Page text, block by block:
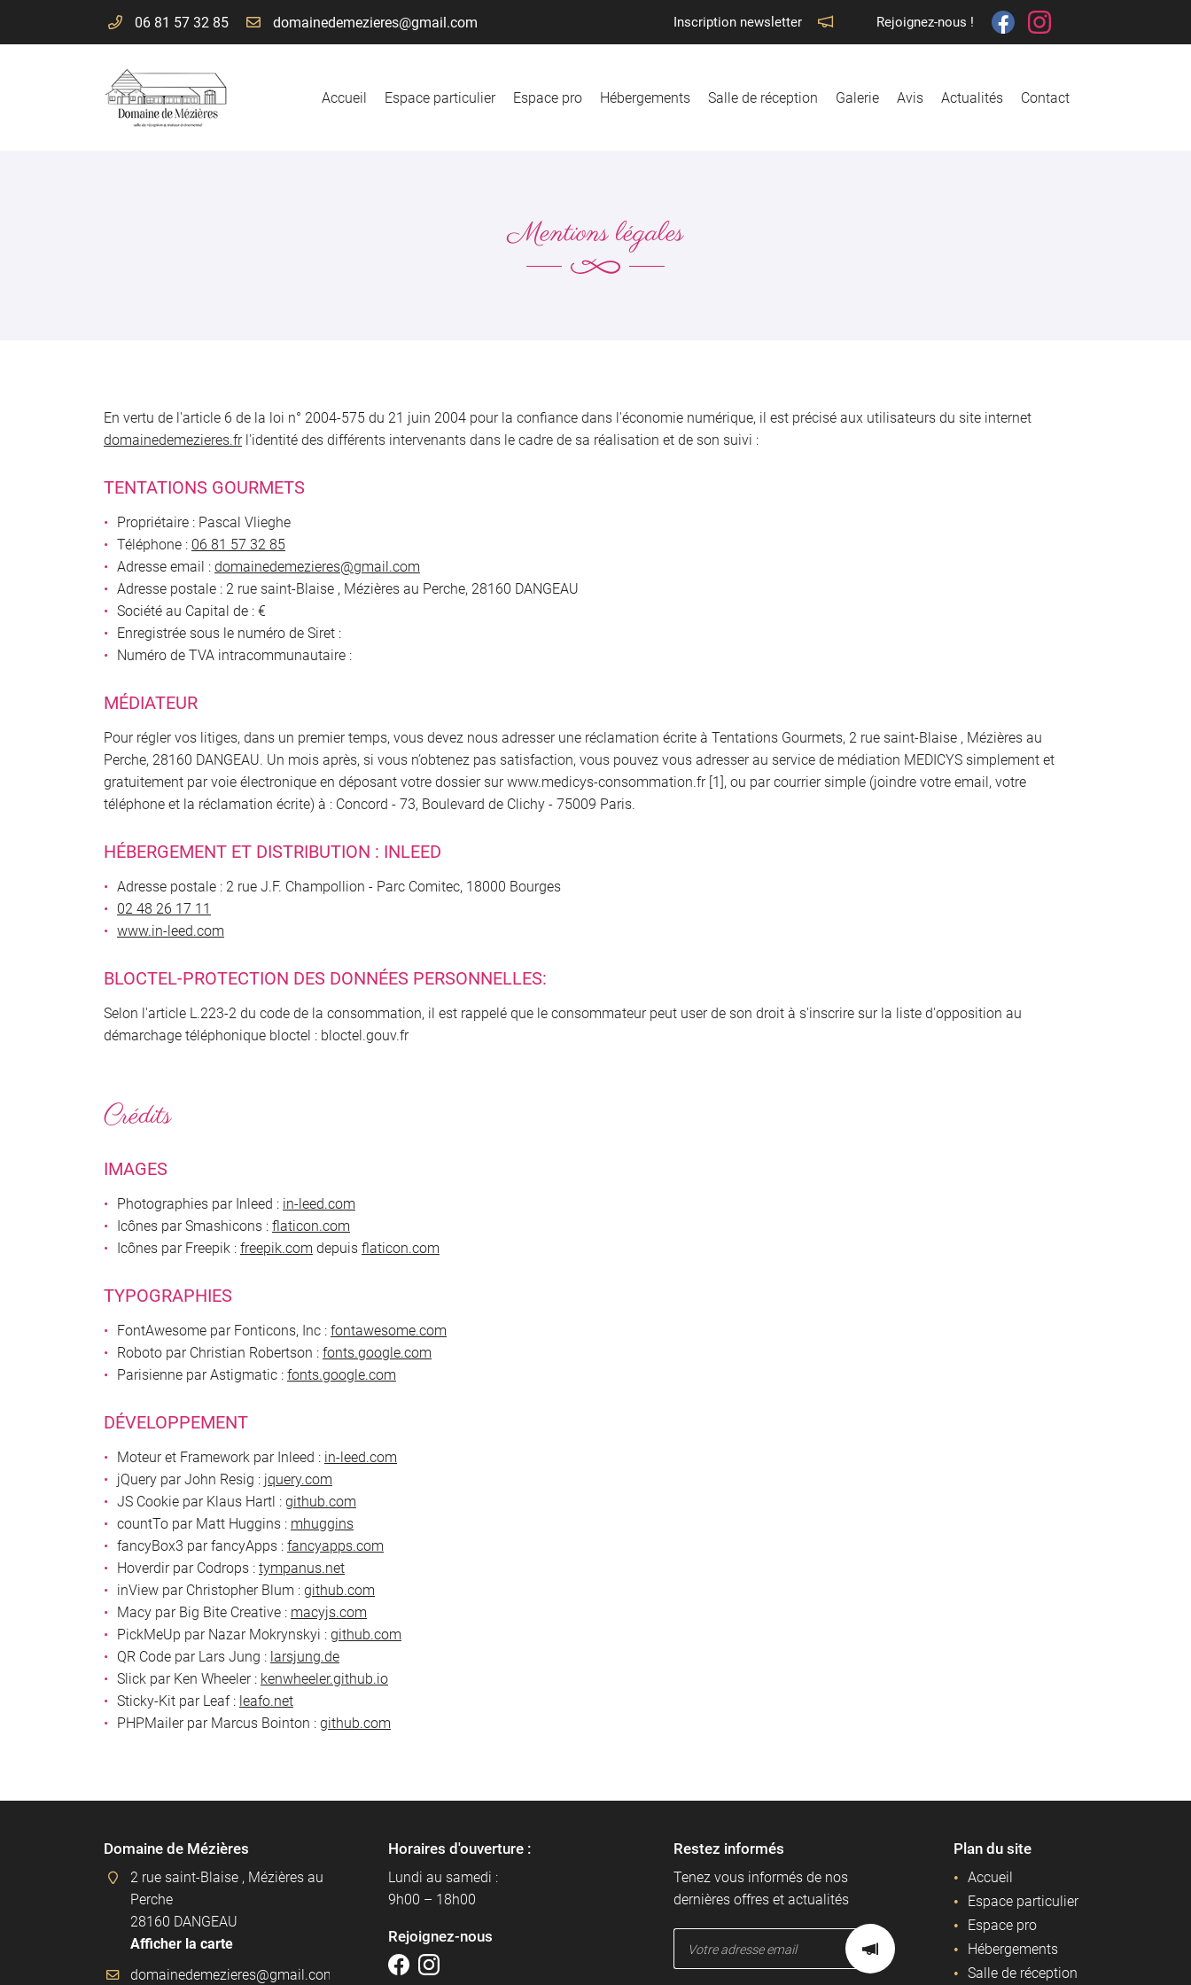
06 81 57 32 85 Inscription newsletter Rejoignez-nous !
Accueil Espace particulier Espace pro Hébergements Salle de réception Galerie Avis Actualités Contact
2 rue saint-Blaise , Mézières au Perche
06 81 57 32 85
le formulaire de désinscription.
Mentions légales
En vertu de l'article 6 de la loi n° 2004-575 du 21 juin 2004 pour la confiance dans l'économie numérique, il est précisé aux utilisateurs du site internet
domainedemezieres.frl'identité des différents intervenants dans le cadre de sa réalisation et de son suivi :
TENTATIONS GOURMETS
Propriétaire : Pascal Vlieghe
Téléphone : 06 81 57 32 85
Adresse email :
Adresse postale : 2 rue saint-Blaise , Mézières au Perche, 28160 DANGEAU
Société au Capital de : €
Enregistrée sous le numéro de Siret :
Numéro de TVA intracommunautaire :
MÉDIATEUR
Pour régler vos litiges, dans un premier temps, vous devez nous adresser une réclamation écrite à Tentations Gourmets, 2 rue saint-Blaise , Mézières au
Perche, 28160 DANGEAU. Un mois après, si vous n’obtenez pas satisfaction, vous pouvez vous adresser au service de médiation MEDICYS simplement et
gratuitement par voie électronique en déposant votre dossier sur www.medicys-consommation.fr [1], ou par courrier simple (joindre votre email, votre
téléphone et la réclamation écrite) à : Concord - 73, Boulevard de Clichy - 75009 Paris.
HÉBERGEMENT ET DISTRIBUTION : INLEED
Adresse postale : 2 rue J.F. Champollion - Parc Comitec, 18000 Bourges
02 48 26 17 11
www.in-leed.com
BLOCTEL-PROTECTION DES DONNÉES PERSONNELLES:
Selon l'article L.223-2 du code de la consommation, il est rappelé que le consommateur peut user de son droit à s'inscrire sur la liste d'opposition au
démarchage téléphonique bloctel : bloctel.gouv.fr
Crédits
IMAGES
Photographies par Inleed : in-leed.com
Icônes par Smashicons : flaticon.com
Icônes par Freepik : freepik.com depuis flaticon.com
TYPOGRAPHIES
FontAwesome par Fonticons, Inc : fontawesome.com
Roboto par Christian Robertson : fonts.google.com
Parisienne par Astigmatic : fonts.google.com
DÉVELOPPEMENT
Moteur et Framework par Inleed : in-leed.com
jQuery par John Resig : jquery.com
JS Cookie par Klaus Hartl : github.com
countTo par Matt Huggins : mhuggins
fancyBox3 par fancyApps : fancyapps.com
Hoverdir par Codrops : tympanus.net
inView par Christopher Blum : github.com
Macy par Big Bite Creative : macyjs.com
PickMeUp par Nazar Mokrynskyi : github.com
QR Code par Lars Jung : larsjung.de
Slick par Ken Wheeler : kenwheeler.github.io
Sticky-Kit par Leaf : leafo.net
PHPMailer par Marcus Bointon : github.com
Domaine de Mézières
2 rue saint-Blaise , Mézières au
Perche
28160 DANGEAU
Afficher la carte
Horaires d'ouverture :
Lundi au samedi :
9h00 – 18h00
Rejoignez-nous
Restez informés
Tenez vous informés de nos
dernières offres et actualités
Plan du site
Accueil
Espace particulier
Espace pro
Hébergements
Salle de réception